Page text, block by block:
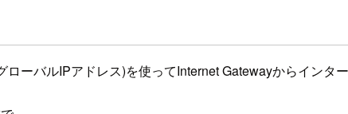
ーバルIPアドレス)を使ってInternet Gatewayからインタ